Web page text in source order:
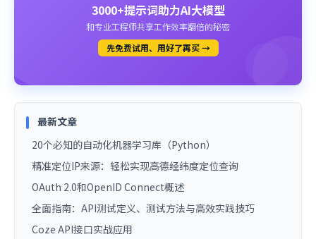
3000+提示词助力AI大模型
和专业工程师共享工作效率翻倍的秘密
先免费试用、用好了再买 →
最新文章
20个必知的自动化机器学习库（Python）
精准定位IP来源：轻松实现高德经纬度定位查询
OAuth 2.0和OpenID Connect概述
全面指南：API测试定义、测试方法与高效实践技巧
Coze API接口实战应用